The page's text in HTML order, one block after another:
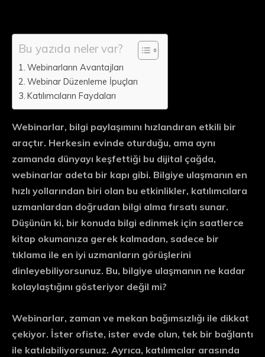
Bu yazıda neler var?
Webinarların Avantajları
Webinar Düzenleme İpuçları
Katılımcıların Faydaları
Webinarlar, bilgi paylaşımını hızlandıran etkili bir
araçtır. Herkesin evinde oturduğu, ama aynı
zamanda dünyayı keşfettiği bu dijital çağda,
webinarlar adeta bir kapı gibi. Bilgiye ulaşmanın en
hızlı yollarından biri olan bu etkinlikler, katılımcılara
uzmanlardan doğrudan bilgi alma fırsatı sunar.
Düşünün ki, bir konuda bilgi edinmek için saatlerce
kitap okumanıza gerek kalmadan, sadece bir
tıklama ile en iyi uzmanların görüşlerini
dinleyebiliyorsunuz. Bu, bilgiye ulaşmanın ne kadar
kolaylaştığını gösteriyor değil mi?
Webinarlar, zaman ve mekan bağımsızlığı ile dikkat
çekiyor. İster ofiste, ister evde olun, tek bir bağlantı
ile katılabiliyorsunuz. Ayrıca, katılımcılar arasında